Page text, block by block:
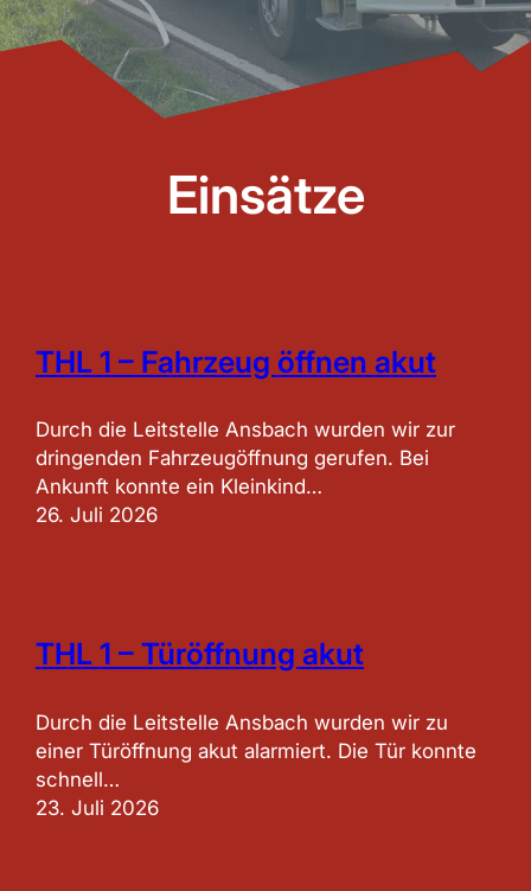
Einsätze
THL 1 – Fahrzeug öffnen akut
Durch die Leitstelle Ansbach wurden wir zur
dringenden Fahrzeugöffnung gerufen. Bei
Ankunft konnte ein Kleinkind…
26. Juli 2026
THL 1 – Türöffnung akut
Durch die Leitstelle Ansbach wurden wir zu
einer Türöffnung akut alarmiert. Die Tür konnte
schnell…
23. Juli 2026